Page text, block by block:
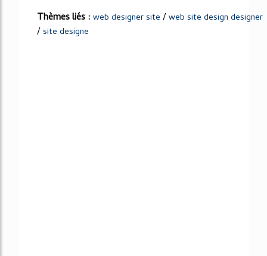
Thèmes liés : web designer site /web site design designer
/site designe